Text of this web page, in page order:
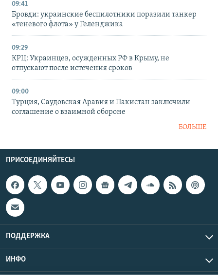
09:41
Бровди: украинские беспилотники поразили танкер
«теневого флота» у Геленджика
09:29
КРЦ: Украинцев, осужденных РФ в Крыму, не
отпускают после истечения сроков
09:00
Турция, Саудовская Аравия и Пакистан заключили
соглашение о взаимной обороне
БОЛЬШЕ
ПРИСОЕДИНЯЙТЕСЬ!
ПОДДЕРЖКА
ИНФО